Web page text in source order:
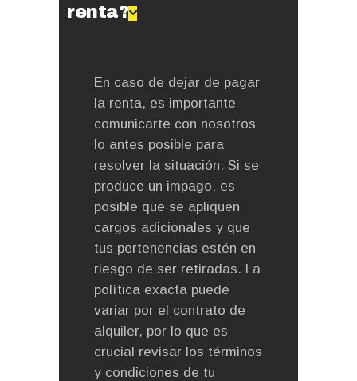
renta?
En caso de dejar de pagar
la renta, es importante
comunicarte con nosotros
lo antes posible para
resolver la situación. Si se
produce un impago, es
posible que se apliquen
cargos adicionales y que
tus pertenencias estén en
riesgo de ser retiradas. La
política exacta puede
variar por el contrato de
alquiler, por lo que es
crucial revisar los términos
y condiciones de tu